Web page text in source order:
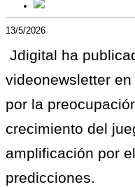
13/5/2026
Jdigital ha
videonewsletter
por la
crecimiento del
amplificación por
predicciones.